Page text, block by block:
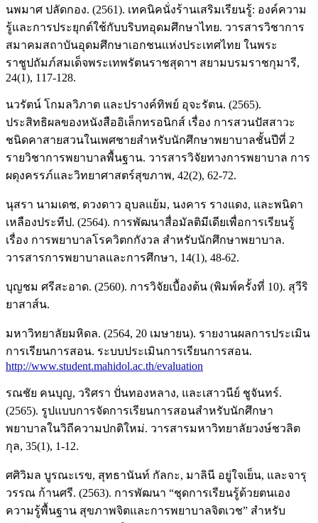
นพมาศ ปลัดกอง. (2561). เทคนิคนั่งร้านเสริมเรียนรู้: องค์ความ
รู้และการประยุกต์ใช้กับบริบทอุดมศึกษาไทย. วารสารวิชาการ
สมาคมสถาบันอุดมศึกษาเอกชนแห่งประเทศไทย ในพระ
ราชูปถัมภ์สมเด็จพระเทพรัตนราชสุดาฯ สยามบรมราชกุมารี,
24(1), 117-128.
นวรัตน์ โกมลวิภาต และปรางค์ทิพย์ อุจะรัตน. (2565).
ประสิทธิผลของหนังสืออิเล็กทรอนิกส์ เรื่อง การสวนปัสสาวะ
ชนิดคาสายสวนในเพศชายสำหรับนักศึกษาพยาบาลชั้นปีที่ 2
รายวิชาการพยาบาลพื้นฐาน. วารสารวิจัยทางการพยาบาล การ
ผดุงครรภ์และวิทยาศาสตร์สุขภาพ, 42(2), 62-72.
นุสรา นามเดช, ดวงดาว อุบลแย้ม, นงคาร รางแดง, และพนิดา
เหลืองประทีป. (2564). การพัฒนาสื่อมัลติมีเดียเพื่อการเรียนรู้
เรื่อง การพยาบาลโรควิตกกังวล สำหรับนักศึกษาพยาบาล.
วารสารการพยาบาลและการศึกษา, 14(1), 48-62.
บุญชม ศรีสะอาด. (2560). การวิจัยเบื้องต้น (พิมพ์ครั้งที่ 10). สุวีริ
ยาสาส์น.
มหาวิทยาลัยมหิดล. (2564, 20 เมษายน). รายงานผลการประเมิน
การเรียนการสอน. ระบบประเมินการเรียนการสอน.
http://www.student.mahidol.ac.th/evaluation
รณชัย คนบุญ, วริศรา ปั่นทองหลาง, และเสาวนีย์ ชูจันทร์.
(2565). รูปแบบการจัดการเรียนการสอนสำหรับนักศึกษา
พยาบาลในวิถีความปกติใหม่. วารสารมหาวิทยาลัยวงษ์ชวลิต
กุล, 35(1), 1-12.
ศศิวิมล บูรณะเรข, สุทธานันท์ กัลกะ, มาลินี อยู่ใจเย็น, และจารุ
วรรณ ก้านศรี. (2563). การพัฒนา “ชุดการเรียนรู้ด้วยตนเอง
ความรู้พื้นฐาน สุขภาพจิตและการพยาบาลจิตเวช” สำหรับ